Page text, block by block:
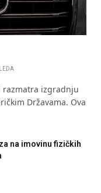
razmatra izgradnju
Državama. Ova
na imovinu fizičkih